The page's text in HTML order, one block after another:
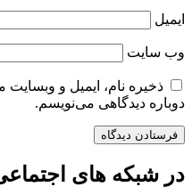
ایمیل
وب‌ سایت
ذخیره نام، ایمیل و
دوباره دیدگاهی می‌نویسم.
در شبکه های